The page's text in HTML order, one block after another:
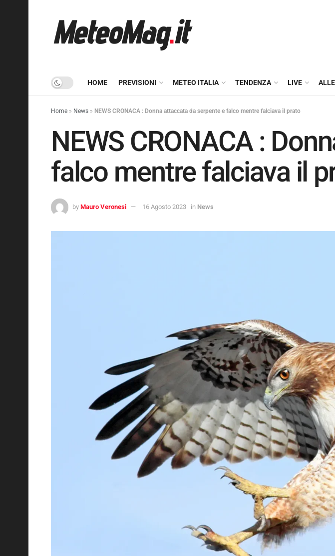
HOME PREVISIONI METEO ITALIA TENDENZA LIVE
Home » News » NEWS CRONACA : Donna attaccata da serpente e falco mentre falciava il prato
NEWS CRONACA :
falco mentre falciava il
by Mauro Veronesi 16 Agosto 2023 in News